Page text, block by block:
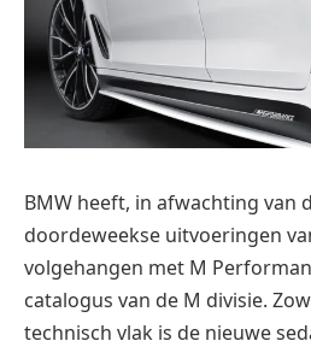
BMW heeft, in afwachting van
doordeweekse uitvoeringen
volgehangen met M
catalogus van de M divisie.
technisch vlak is de nieuwe